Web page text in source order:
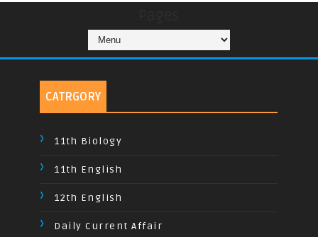
CATRGORY
11th Biology
11th English
12th English
Daily Current Affair